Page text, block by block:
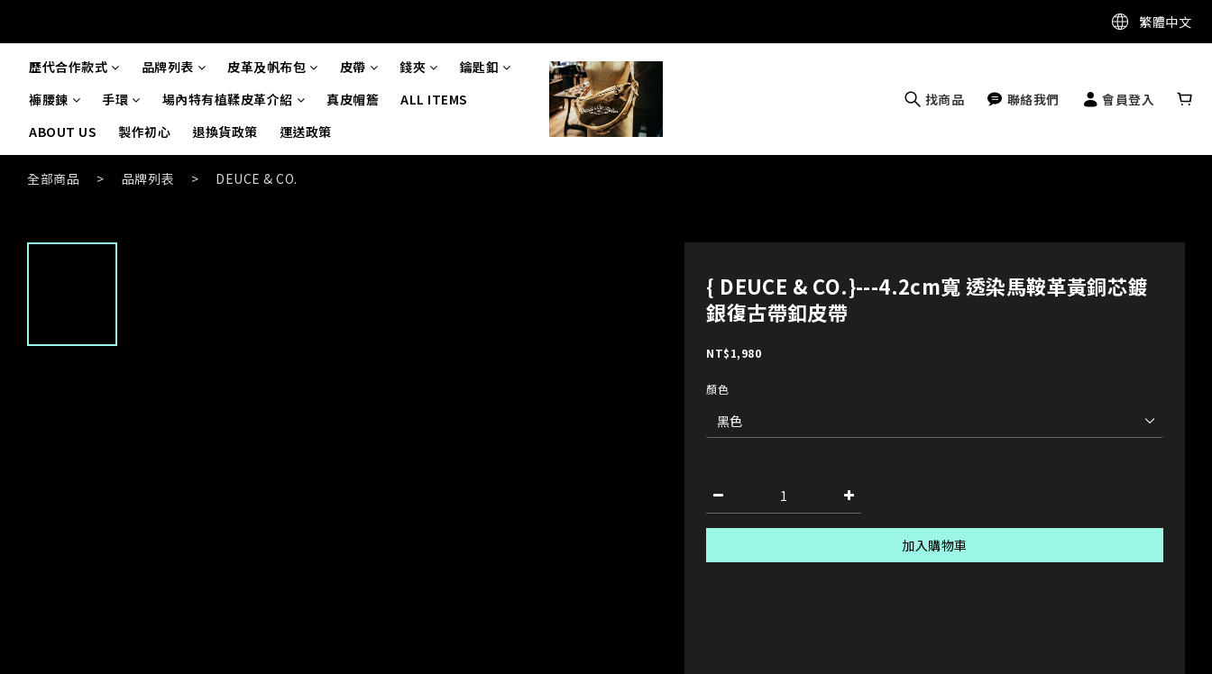
繁體中文
歷代合作款式 品牌列表 皮革及帆布包 皮帶 錢夾
鑰匙釦
褲腰鍊
手環 場內特有植鞣皮革介紹 真皮帽簷
ALL ITEMS
ABOUT US
製作初心 退換貨政策 運送政策
找商品 聯絡我們 會員登入
全部商品 > 品牌列表 > DEUCE & CO.
{ DEUCE & CO.}---4.2cm寬 透染馬鞍革黃銅芯鍍
銀復古帶釦皮帶
NT$1,980
顏色
加入購物車